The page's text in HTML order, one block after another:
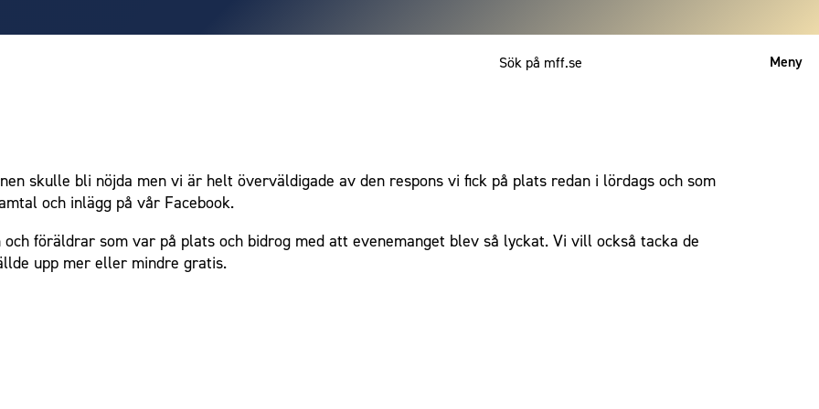
Meny
skulle bli nöjda men vi är helt överväldigade av den respons vi fick på plats redan i lördags och som
och inlägg på vår Facebook.
föräldrar som var på plats och bidrog med att evenemanget blev så lyckat. Vi vill också tacka de
upp mer eller mindre gratis.